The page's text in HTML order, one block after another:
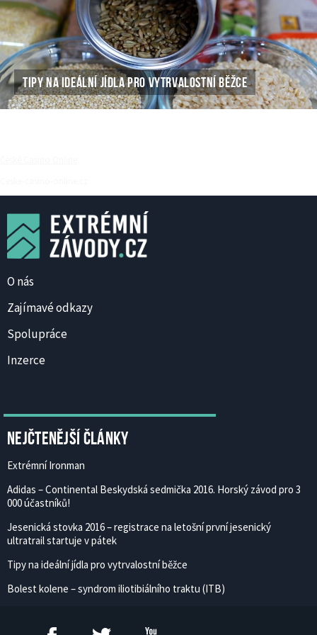
TIPY NA IDEÁLNÍ JÍDLA PRO VYTRVALOSTNÍ BĚŽCE
O nás
Zajímavé odkazy
Spolupráce
Inzerce
Nejčtenější články
Extrémní Ironman
Adidas – Continental Beskydská sedmička 2016. Horský závod pro 3
000 účastníků!
Jesenická stovka 2016 – registrace na letošní první jesenický
ultratrail startuje v pátek
Tipy na ideální jídla pro vytrvalostní běžce
Bolest kolene – syndrom iliotibiálního traktu (ITB)